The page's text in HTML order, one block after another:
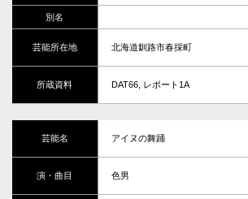
北海道釧路市春採町
DAT66, レポート1A
アイヌの舞踊
色男